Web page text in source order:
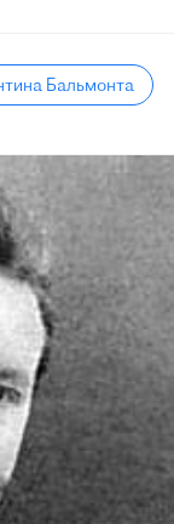
Бальмонта